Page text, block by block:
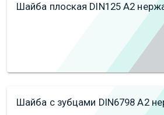
Шайба плоская DIN125 А2
Шайба с зубцами DIN6798 А2